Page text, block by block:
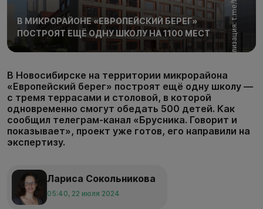
В МИКРОРАЙОНЕ «ЕВРОПЕЙСКИЙ БЕРЕГ»
ПОСТРОЯТ ЕЩЁ ОДНУ ШКОЛУ НА 1100 МЕСТ
В Новосибирске на территории микрорайона
«Европейский берег» построят ещё одну школу —
с тремя террасами и столовой, в которой
одновременно смогут обедать 500 детей. Как
сообщил телеграм-канал «Брусника. Говорит и
показывает», проект уже готов, его направили на
экспертизу.
Лариса Сокольникова
05:40, 22 июля 2024